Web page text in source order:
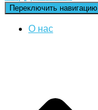
Переключить навигацию
О нас